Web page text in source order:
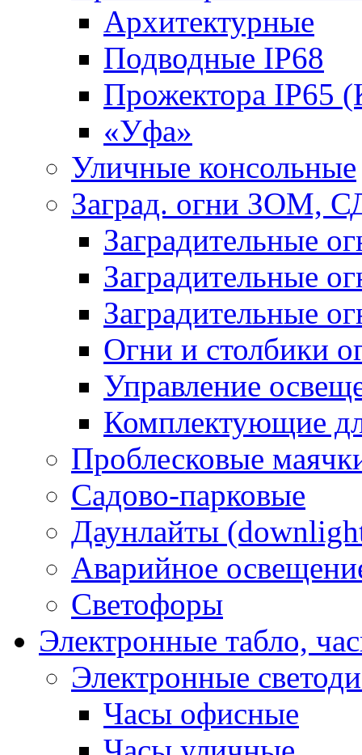
Архитектурные
Подводные IP68
Прожектора IP65
«Уфа»
Уличные консольные
Заград. огни ЗОМ,
Заградительные
Заградительные
Заградительные
Огни и столбики
Управление
Комплектующие
Проблесковые
Садово-парковые
Даунлайты
Аварийное
Светофоры
Электронные табло,
Электронные
Часы офисные